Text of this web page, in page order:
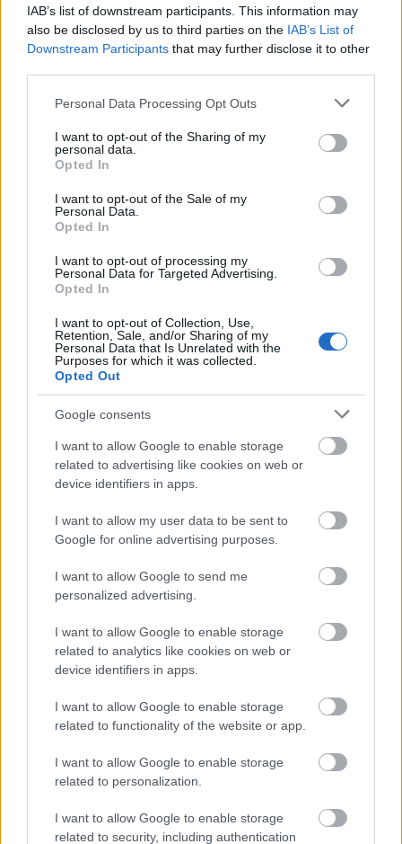
IAB’s list of downstream participants. This information may
also be disclosed by us to third parties on the IAB’s List of
Downstream Participants that may further disclose it to other
Please note that this website/app uses one or more Google
not limited to your visit or usage behaviour. You may click to
grant or deny consent to Google and its third-party tags to
use your data for below specified purposes in below Google
consent section.
Personal Data Processing Opt Outs
I want to opt-out of the Sharing of my
personal data.
Opted In
I want to opt-out of the Sale of my
Personal Data.
Opted In
I want to opt-out of processing my
Personal Data for Targeted Advertising.
Opted In
I want to opt-out of Collection, Use,
Retention, Sale, and/or Sharing of my
Personal Data that Is Unrelated with the
Purposes for which it was collected.
Opted Out
Google consents
I want to allow Google to enable storage
related to advertising like cookies on web or
device identifiers in apps.
I want to allow my user data to be sent to
Google for online advertising purposes.
I want to allow Google to send me
personalized advertising.
I want to allow Google to enable storage
related to analytics like cookies on web or
device identifiers in apps.
I want to allow Google to enable storage
related to functionality of the website or app.
I want to allow Google to enable storage
related to personalization.
I want to allow Google to enable storage
related to security, including authentication
Mennyire súlyos a helyzet? A Hyundait és a
Hondát sem kímélték a BoP-, illetve a
nyilvánosságra hozták. Először is nem szabad
megfeledkezni arról, hogy mostantól már
másképpen kalkulálják az értékeket, ezzel elejét véve
bármiféle trükközésnek. Ennek értelmében az
időmérőt kétszeres, a versenyeket pedig 0,7-szeres
szorzóval számítják az eddigi másfélszeres és
egyszeres szorzók helyett.
A Hyundai i30-asok továbbra is 60 kilót cipelnek
30, a négy Lynk&Co-ba és az Audikba 20-20, míg az
Alfa Romeókba és Cuprákba 10-10 kilogramm kerül
Nem sokkal a portugáliai WTCR-víkend előtt pedig
módosítottak a Honda, a Hyundai és a Lynk&Co
értékein – mindhárom márka versenyautói 10-10
kilóval lettek nehezebbek. Ennek következtében a
Hyundai és a Lynk&Co is 1345 kilós lesz, míg a
Honda 1335 kilóval fog futni – ehhez képest a Cupra
a maga 1245 kilójával 100 kilóval számít